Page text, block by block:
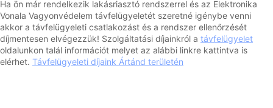
Ha ön már rendelkezik lakásriasztó rendszerrel és az Elektronika
Vonala Vagyonvédelem távfelügyeletét szeretné igénybe venni
akkor a távfelügyeleti csatlakozást és a rendszer ellenőrzését
díjmentesen elvégezzük! Szolgáltatási díjainkról a távfelügyelet
oldalunkon talál információt melyet az alábbi linkre kattintva is
elérhet. Távfelügyeleti díjaink Ártánd területén